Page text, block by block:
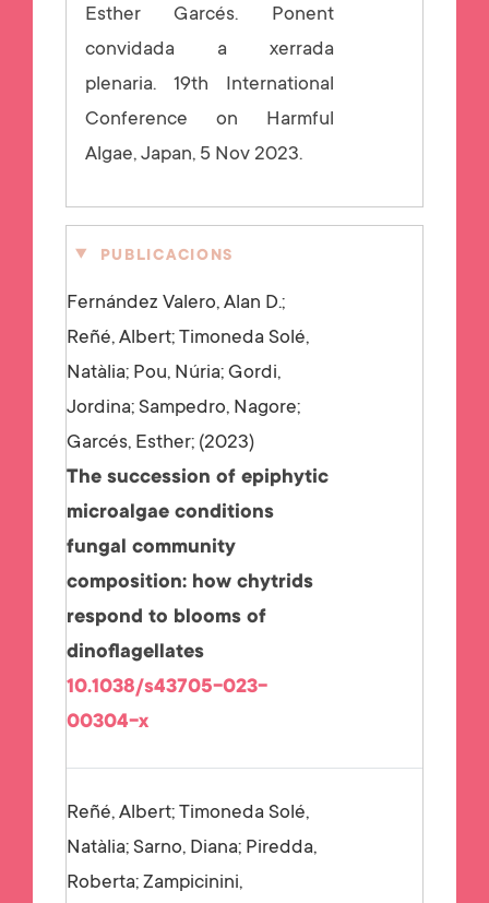
Esther Garcés. Ponent
convidada a xerrada
plenaria. 19th International
Conference on Harmful
Algae, Japan, 5 Nov 2023.
PUBLICACIONS
Fernández Valero, Alan D.;
Reñé, Albert; Timoneda Solé,
Natàlia; Pou, Núria; Gordi,
Jordina; Sampedro, Nagore;
Garcés, Esther; 2023
The succession of epiphytic
microalgae conditions
fungal community
composition: how chytrids
respond to blooms of
dinoflagellates
10.1038/s43705-023-
00304-x
Reñé, Albert; Timoneda Solé,
Natàlia; Sarno, Diana; Piredda,
Roberta; Zampicinini,